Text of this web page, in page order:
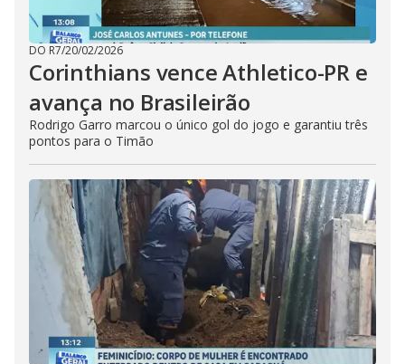
DO R7/20/02/2026
Corinthians vence Athletico-PR e
avança no Brasileirão
Rodrigo Garro marcou o único gol do jogo e garantiu três
pontos para o Timão